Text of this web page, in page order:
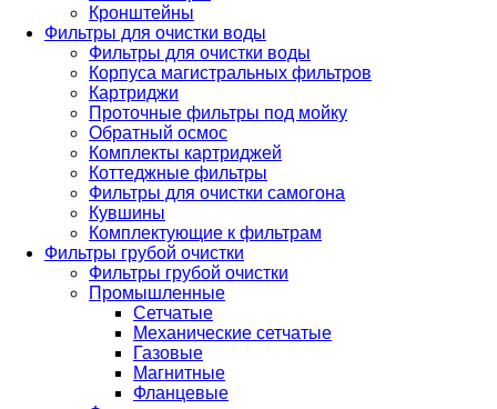
Кронштейны
Фильтры для очистки воды
Фильтры для очистки воды
Корпуса магистральных фильтров
Картриджи
Проточные фильтры под мойку
Обратный осмос
Комплекты картриджей
Коттеджные фильтры
Фильтры для очистки самогона
Кувшины
Комплектующие к фильтрам
Фильтры грубой очистки
Фильтры грубой очистки
Промышленные
Сетчатые
Механические сетчатые
Газовые
Магнитные
Фланцевые